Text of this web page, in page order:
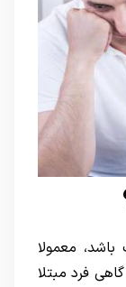
معمولا
فرد مبتلا